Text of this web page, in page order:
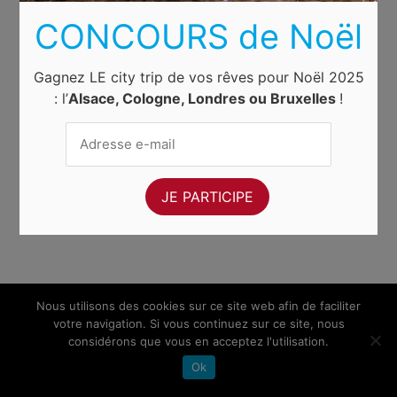
Nous utilisons des cookies sur ce site web afin de faciliter
votre navigation. Si vous continuez sur ce site, nous
considérons que vous en acceptez l'utilisation.
Ok
CONCOURS de Noël
Gagnez LE city trip de vos rêves pour Noël 2025
: l’Alsace, Cologne, Londres ou Bruxelles !